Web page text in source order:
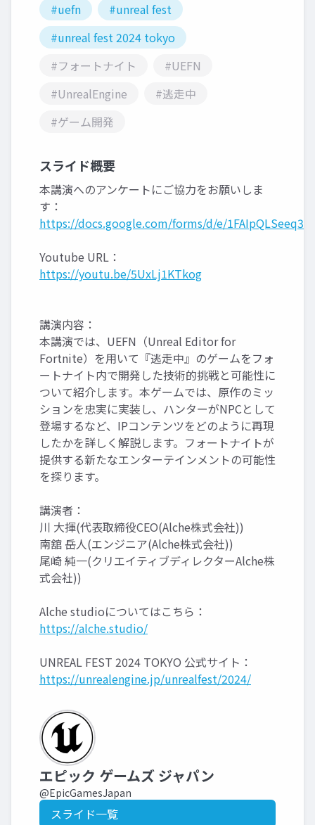
#uefn
#unreal fest
#unreal fest 2024 tokyo
#フォートナイト
#UEFN
#UnrealEngine
#逃走中
#ゲーム開発
スライド概要
本講演へのアンケートにご協力をお願いしま
す：
https://docs.google.com/forms/d/e/
Youtube URL：
https://youtu.be/5UxLj1KTkog
講演内容：
本講演では、UEFN（Unreal Editor for
Fortnite）を用いて『逃走中』のゲームをフォ
ートナイト内で開発した技術的挑戦と可能性に
ついて紹介します。本ゲームでは、原作のミッ
ションを忠実に実装し、ハンターがNPCとして
登場するなど、IPコンテンツをどのように再現
したかを詳しく解説します。フォートナイトが
提供する新たなエンターテインメントの可能性
を探ります。
講演者：
川 大揮(代表取締役CEO(Alche株式会社))
南舘 岳人(エンジニア(Alche株式会社))
尾崎 純一(クリエイティブディレクターAlche株
式会社))
Alche studioについてはこちら：
https://alche.studio/
UNREAL FEST 2024 TOKYO 公式サイト：
https://unrealengine.jp/unrealfest/2024/
エピック ゲームズ ジャパン
@EpicGamesJapan
スライド一覧